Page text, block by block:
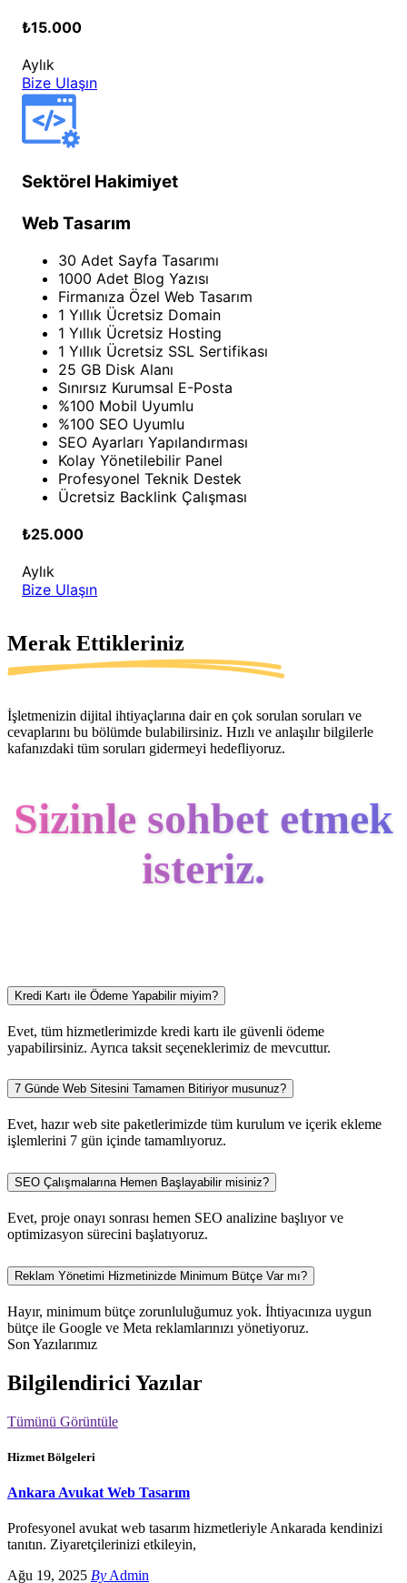
₺15.000
Aylık
Bize Ulaşın
Sektörel Hakimiyet
Web Tasarım
30 Adet Sayfa Tasarımı
1000 Adet Blog Yazısı
Firmanıza Özel Web Tasarım
1 Yıllık Ücretsiz Domain
1 Yıllık Ücretsiz Hosting
1 Yıllık Ücretsiz SSL Sertifikası
25 GB Disk Alanı
Sınırsız Kurumsal E-Posta
%100 Mobil Uyumlu
%100 SEO Uyumlu
SEO Ayarları Yapılandırması
Kolay Yönetilebilir Panel
Profesyonel Teknik Destek
Ücretsiz Backlink Çalışması
₺25.000
Aylık
Bize Ulaşın
Merak Ettikleriniz
İşletmenizin dijital ihtiyaçlarına dair en çok sorulan soruları ve
cevaplarını bu bölümde bulabilirsiniz. Hızlı ve anlaşılır bilgilerle
kafanızdaki tüm soruları gidermeyi hedefliyoruz.
Sizinle sohbet etmek
isteriz.
Kredi Kartı ile Ödeme Yapabilir miyim?
Evet, tüm hizmetlerimizde kredi kartı ile güvenli ödeme
yapabilirsiniz. Ayrıca taksit seçeneklerimiz de mevcuttur.
7 Günde Web Sitesini Tamamen Bitiriyor musunuz?
Evet, hazır web site paketlerimizde tüm kurulum ve içerik ekleme
işlemlerini 7 gün içinde tamamlıyoruz.
SEO Çalışmalarına Hemen Başlayabilir misiniz?
Evet, proje onayı sonrası hemen SEO analizine başlıyor ve
optimizasyon sürecini başlatıyoruz.
Reklam Yönetimi Hizmetinizde Minimum Bütçe Var mı?
Hayır, minimum bütçe zorunluluğumuz yok. İhtiyacınıza uygun
bütçe ile Google ve Meta reklamlarınızı yönetiyoruz.
Son Yazılarımız
Bilgilendirici Yazılar
Tümünü Görüntüle
Hizmet Bölgeleri
Ankara Avukat Web Tasarım
Profesyonel avukat web tasarım hizmetleriyle Ankarada kendinizi
tanıtın. Ziyaretçilerinizi etkileyin,
Ağu 19, 2025 By Admin